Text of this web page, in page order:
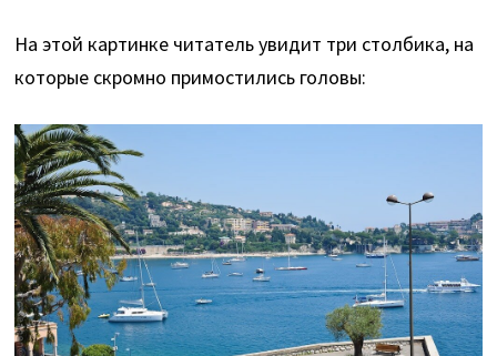
На этой картинке читатель увидит три столбика, на
которые скромно примостились головы: